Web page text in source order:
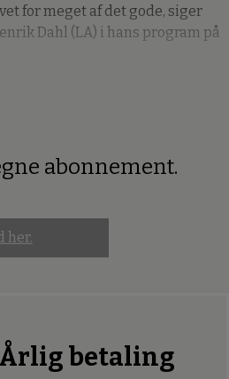
for meget af det gode, siger
Dahl (LA) i hans program på
abonnement.
her.
Årlig betaling